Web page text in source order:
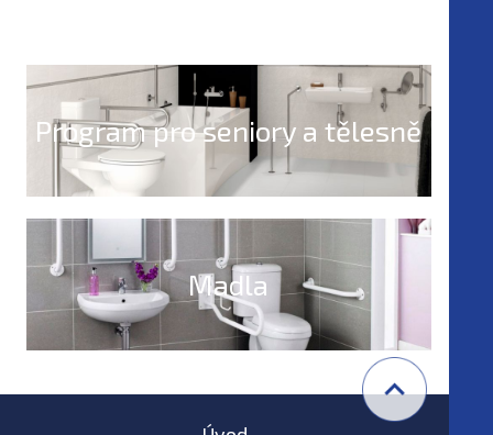
Program pro seniory a tělesně
postižené
Madla